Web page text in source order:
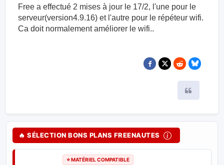
Free a effectué 2 mises à jour le 17/2, l'une pour le
serveur(version4.9.16) et l'autre pour le répéteur wifi.
Ca doit normalement améliorer le wifi..
🔥 SÉLECTION BONS PLANS FREENAUTES
⭐ MATÉRIEL COMPATIBLE